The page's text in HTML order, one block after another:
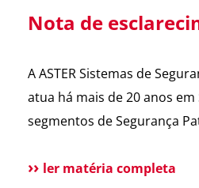
administradoras estão
cortes do nosso
Nota de
A ASTER Sistemas de
atua há mais de 20 anos em
segmentos de Segurança
esclarecer que não possui
ler matéria completa